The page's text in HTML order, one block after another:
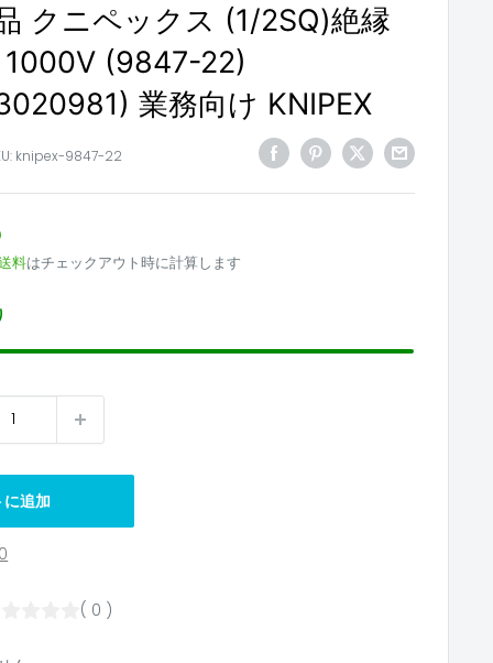
クニペックス (1/2SQ)絶縁
(9847-22)
業務向け KNIPEX
knipex-9847-22
料はチェックアウト時に計算します
追加
( 0 )